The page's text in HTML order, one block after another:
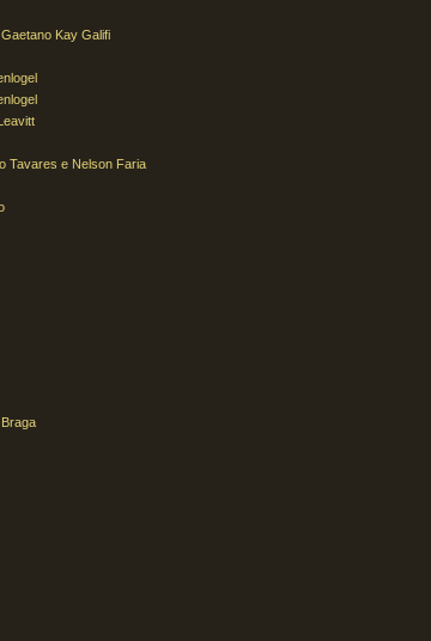
Kay Galifi
Tavares e Nelson Faria